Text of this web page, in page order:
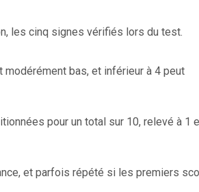
les cinq signes vérifiés lors du test.
bas, et inférieur à 4 peut
pour un total sur 10, relevé à 1
et parfois répété si les premiers